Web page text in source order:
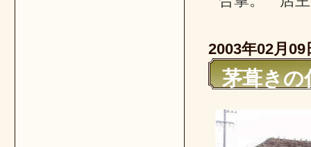
2003年02月09
茅葺きの